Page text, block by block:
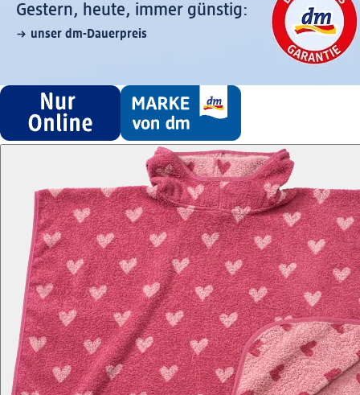
Gestern, heute, immer günstig:
unser dm-Dauerpreis